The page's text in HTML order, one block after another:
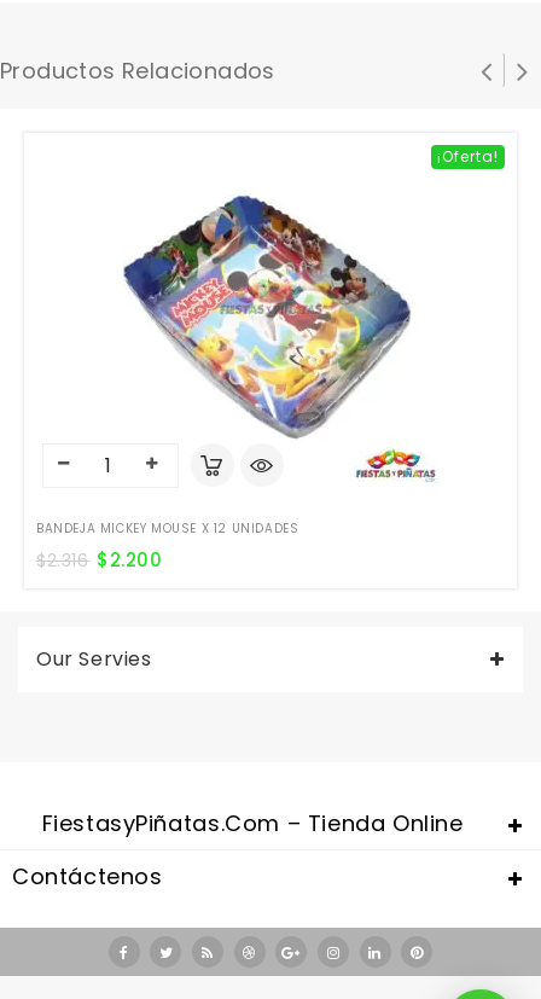
Productos Relacionados
¡Oferta!
BANDEJA MICKEY MOUSE X 12 UNIDADES
$2.316 $2.200
Our Servies
FiestasyPiñatas.com – Tienda Online
Contáctenos
Valentine's Day is coming, it's time to prepare all kinds of gifts,